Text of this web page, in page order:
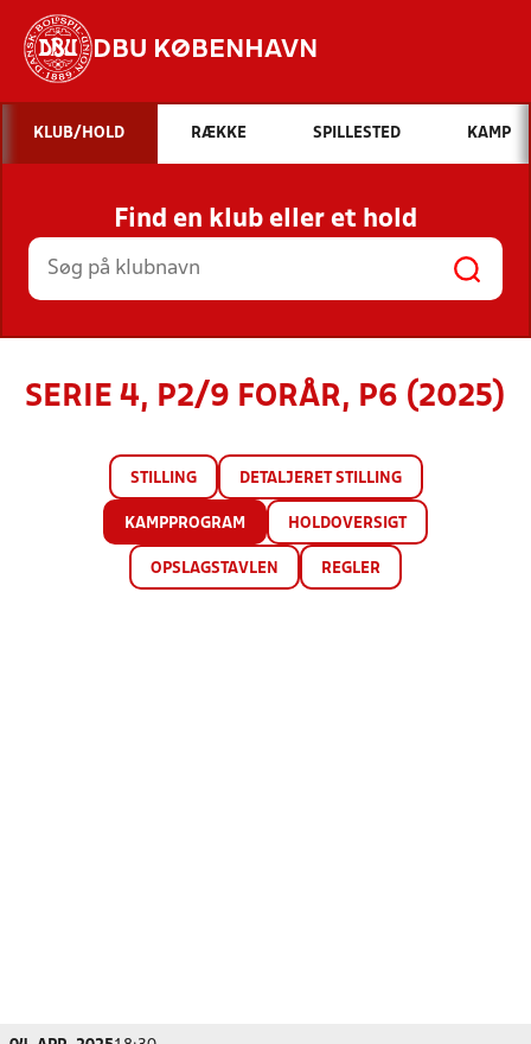
DBU KØBENHAVN
Hvad vil du søge efter?
INDHOLD OG NYHEDER
STILLINGER, RESULTATER, KLUBBER OG
HOLD
KLUB/HOLD RÆKKE SPILLESTED KAMP
Find en klub eller et hold
SERIE 4, P2/9 FORÅR, P6 (2025)
STILLING DETALJERET STILLING
KAMPPROGRAM HOLDOVERSIGT
OPSLAGSTAVLEN REGLER